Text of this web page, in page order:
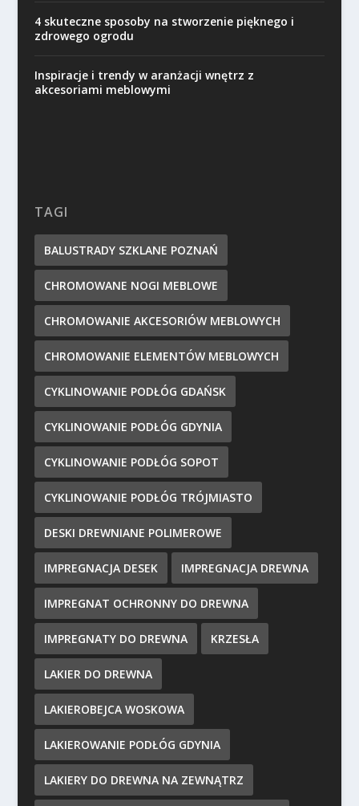
4 skuteczne sposoby na stworzenie pięknego i
zdrowego ogrodu
Inspiracje i trendy w aranżacji wnętrz z
akcesoriami meblowymi
TAGI
BALUSTRADY SZKLANE POZNAŃ
CHROMOWANE NOGI MEBLOWE
CHROMOWANIE AKCESORIÓW MEBLOWYCH
CHROMOWANIE ELEMENTÓW MEBLOWYCH
CYKLINOWANIE PODŁÓG GDAŃSK
CYKLINOWANIE PODŁÓG GDYNIA
CYKLINOWANIE PODŁÓG SOPOT
CYKLINOWANIE PODŁÓG TRÓJMIASTO
DESKI DREWNIANE POLIMEROWE
IMPREGNACJA DESEK IMPREGNACJA DREWNA
IMPREGNAT OCHRONNY DO DREWNA
IMPREGNATY DO DREWNA KRZESŁA
LAKIER DO DREWNA
LAKIEROBEJCA WOSKOWA
LAKIEROWANIE PODŁÓG GDYNIA
LAKIERY DO DREWNA NA ZEWNĄTRZ